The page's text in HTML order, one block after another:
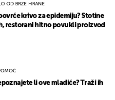
OD BRZE HRANE
krivo za epidemiju? Stotine
restorani hitno povukli proizvod
li ove mladiće? Traži ih